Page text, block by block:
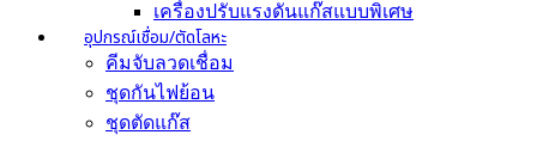
เครื่องปรับแรงดันแก๊สแบบพิเศษ
อุปกรณ์เชื่อม/ตัดโลหะ
คีมจับลวดเชื่อม
ชุดกันไฟย้อน
ชุดตัดแก๊ส